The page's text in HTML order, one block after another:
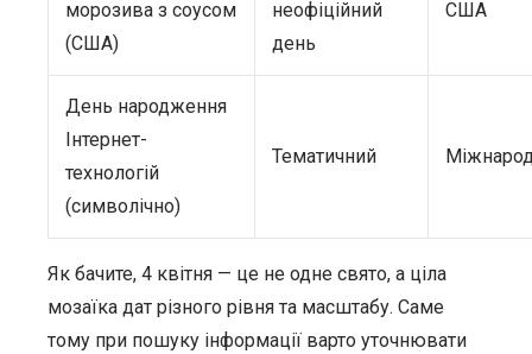
морозива з соусом
(США)
неофіційний
день
США
День народження
Інтернет-
технологій
(символічно)
Тематичний
Як бачите, 4 квітня — це не одне свято, а ціла
мозаїка дат різного рівня та масштабу. Саме
тому при пошуку інформації варто уточнювати